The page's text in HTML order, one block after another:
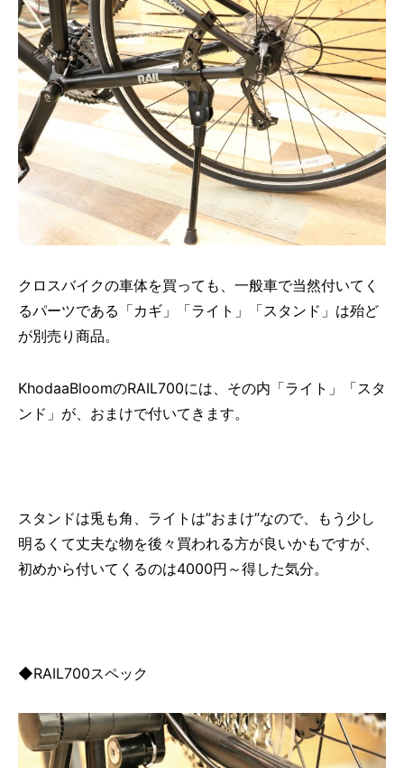
クロスバイクの車体を買っても、一般車で当然付いてく
るパーツである「カギ」「ライト」「スタンド」は殆ど
が別売り商品。
KhodaaBloomのRAIL700には、その内「ライト」「スタ
ンド」が、おまけで付いてきます。
スタンドは兎も角、ライトは”おまけ”なので、もう少し
明るくて丈夫な物を後々買われる方が良いかもですが、
初めから付いてくるのは4000円～得した気分。
◆RAIL700スペック